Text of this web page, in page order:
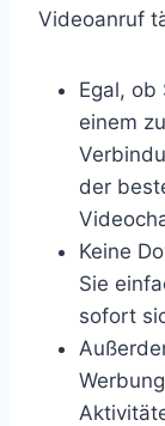
Videoanruf
Egal, ob
einem
der
Keine
Sie
sofort